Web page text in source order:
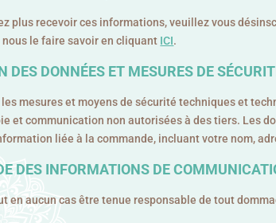
plus recevoir ces informations, veuillez vous
le faire savoir en cliquant ICI.
DES DONNÉES ET MESURES DE
les mesures et moyens de sécurité techniques et
et communication non autorisées à des tiers. Les
liée à la commande, incluant votre nom,
DES INFORMATIONS DE
en aucun cas être tenue responsable de tout